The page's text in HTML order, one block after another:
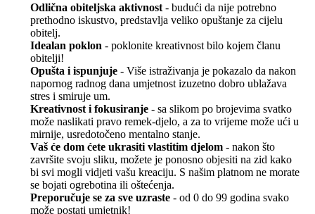
Odlična obiteljska aktivnost - budući da nije potrebno
prethodno iskustvo, predstavlja veliko opuštanje za cijelu
obitelj.
Idealan poklon - poklonite kreativnost bilo kojem članu
obitelji!
Opušta i ispunjuje - Više istraživanja je pokazalo da nakon
napornog radnog dana umjetnost izuzetno dobro ublažava
stres i smiruje um.
Kreativnost i fokusiranje - sa slikom po brojevima svatko
može naslikati pravo remek-djelo, a za to vrijeme može ući u
mirnije, usredotočeno mentalno stanje.
Vaš će dom ćete ukrasiti vlastitim djelom - nakon što
završite svoju sliku, možete je ponosno objesiti na zid kako
bi svi mogli vidjeti vašu kreaciju. S našim platnom ne morate
se bojati ogrebotina ili oštećenja.
Preporučuje se za sve uzraste - od 0 do 99 godina svako
može postati umjetnik!